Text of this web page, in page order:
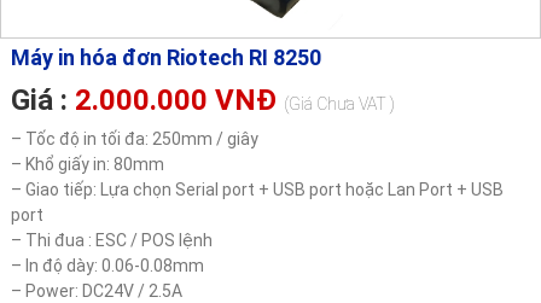
Máy in hóa đơn Riotech RI 8250
Giá : 2.000.000 VNĐ (Giá Chưa VAT )
– Tốc độ in tối đa: 250mm / giây
– Khổ giấy in: 80mm
– Giao tiếp: Lựa chọn Serial port + USB port hoặc Lan Port + USB
port
– Thi đua : ESC / POS lệnh
– In độ dày: 0.06-0.08mm
– Power: DC24V / 2.5A